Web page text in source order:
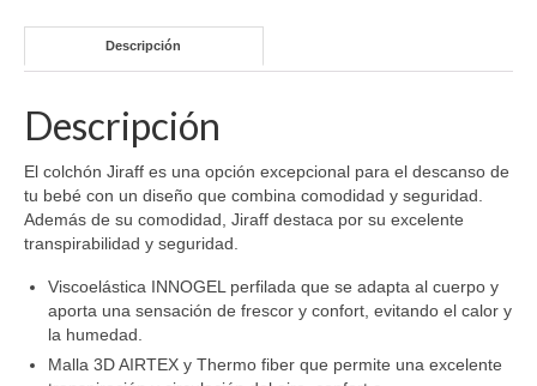
Descripción
Descripción
El colchón Jiraff es una opción excepcional para el descanso de
tu bebé con un diseño que combina comodidad y seguridad.
Además de su comodidad, Jiraff destaca por su excelente
transpirabilidad y seguridad.
Viscoelástica INNOGEL perfilada que se adapta al cuerpo y
aporta una sensación de frescor y confort, evitando el calor y
la humedad.
Malla 3D AIRTEX y Thermo fiber que permite una excelente